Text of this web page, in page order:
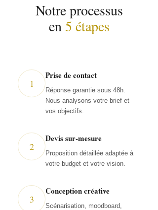
Notre processus
en 5 étapes
1
Prise de contact
Réponse garantie sous 48h.
Nous analysons votre brief et
vos objectifs.
2
Devis sur-mesure
Proposition détaillée adaptée à
votre budget et votre vision.
3
Conception créative
Scénarisation, moodboard,